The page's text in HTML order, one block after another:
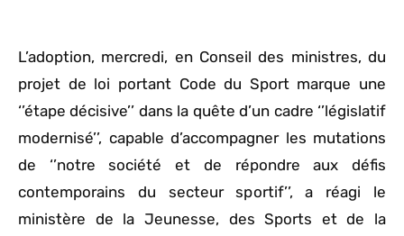
L’adoption, mercredi, en Conseil des ministres, du
projet de loi portant Code du Sport marque une
‘’étape décisive’’ dans la quête d’un cadre ‘’législatif
modernisé’’, capable d’accompagner les mutations
de ‘’notre société et de répondre aux défis
contemporains du secteur sportif’’, a réagi le
ministère de la Jeunesse, des Sports et de la